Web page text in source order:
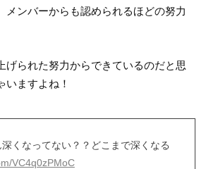
メンバーからも認められるほどの努力
げられた努力からできているのだと思
いますよね！
くなってない？？どこまで深くなる
VC4q0zPMoC